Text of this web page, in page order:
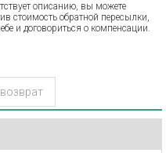
описанию, вы можете
стоимость обратной пересылки,
и договориться о компенсации.